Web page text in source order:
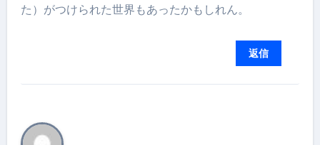
た）がつけられた世界もあったかもしれん。
返信